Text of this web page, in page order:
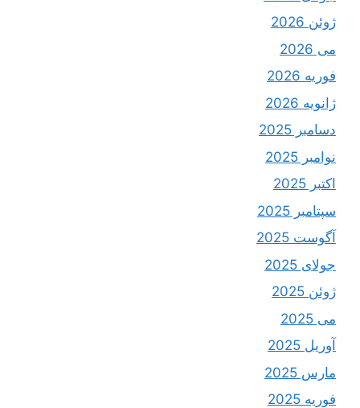
ژوئن 2026
می 2026
فوریه 2026
ژانویه 2026
دسامبر 2025
نوامبر 2025
اکتبر 2025
سپتامبر 2025
آگوست 2025
جولای 2025
ژوئن 2025
می 2025
آوریل 2025
مارس 2025
فوریه 2025